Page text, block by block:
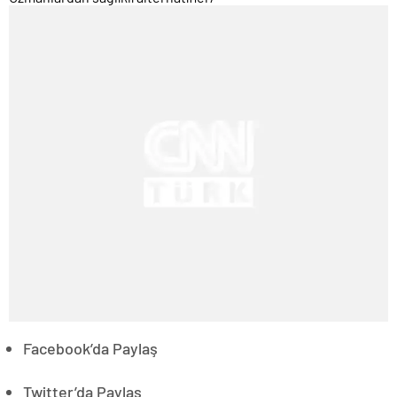
Facebook’da Paylaş
Twitter’da Paylaş